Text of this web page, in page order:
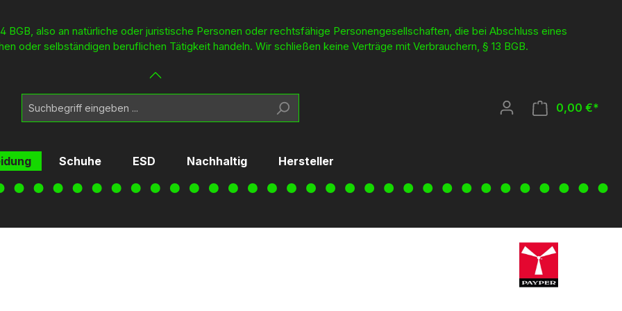
BGB, also an natürliche oder juristische Personen oder rechtsfähige Personengesellschaften, die bei Abschluss eines
oder selbständigen beruflichen Tätigkeit handeln. Wir schließen keine Verträge mit Verbrauchern, § 13 BGB.
0,00 €*
Schuhe ESD Nachhaltig Hersteller